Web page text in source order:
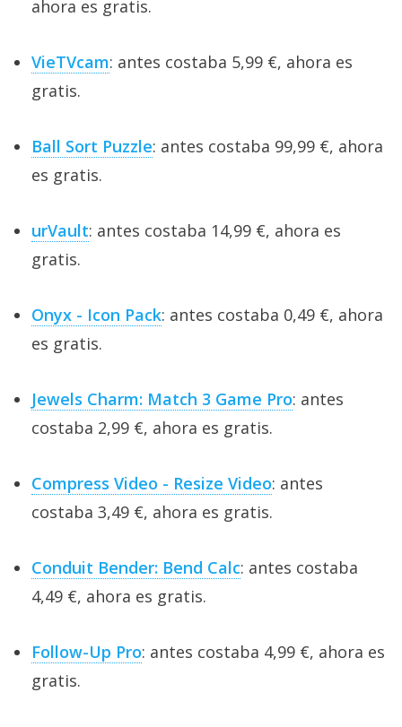
ahora es gratis.
VieTVcam: antes costaba 5,99 €, ahora es
gratis.
Ball Sort Puzzle: antes costaba 99,99 €, ahora
es gratis.
urVault: antes costaba 14,99 €, ahora es
gratis.
Onyx - Icon Pack: antes costaba 0,49 €, ahora
es gratis.
Jewels Charm: Match 3 Game Pro: antes
costaba 2,99 €, ahora es gratis.
Compress Video - Resize Video: antes
costaba 3,49 €, ahora es gratis.
Conduit Bender: Bend Calc: antes costaba
4,49 €, ahora es gratis.
Follow-Up Pro: antes costaba 4,99 €, ahora es
gratis.